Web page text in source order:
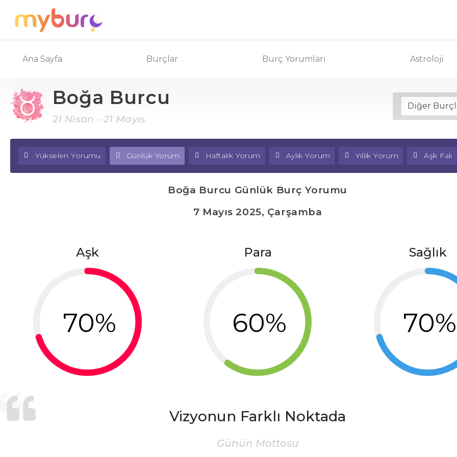
Ana Sayfa Burçlar Burç Yorumları Astroloji
Boğa Burcu
21 Nisan - 21 Mayıs
Yükselen Yorumu Günlük Yorum Haftalık Yorum Aylık Yorum Yıllık Yorum Aşk Falı
Boğa Burcu Günlük Burç Yorumu
7 Mayıs 2025, Çarşamba
Aşk
70%
Para
60%
Sağlık
70%
Vizyonun Farklı Noktada
Günün Mottosu